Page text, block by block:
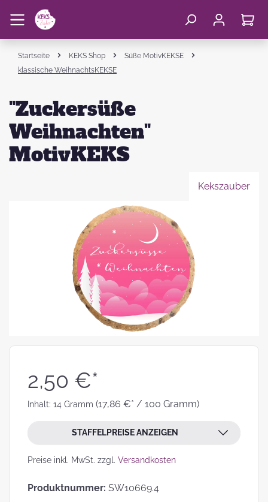
Startseite KEKS Shop
Süße MotivKEKSE
klassische WeihnachtsKEKSE
"Zuckersüße
Weihnachten"
MotivKEKS
Kekszauber
2,50 €*
Inhalt: 14 Gramm (17,86 €* / 100 Gramm)
STAFFELPREISE ANZEIGEN
Preise inkl. MwSt. zzgl. Versandkosten
Produktnummer: SW10669.4